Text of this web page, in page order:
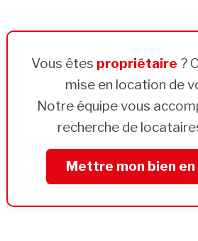
Vous êtes propriétaire ?
mise en location de
Notre équipe vous
recherche de
Mettre mon bien